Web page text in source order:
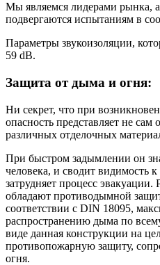
Мы являемся лидерами рынка,
подвергаются испытаниям в
Параметры звукоизоляции,
59 dB.
Защита от дыма и огня:
Ни секрет, что при
опасность представляет не сам
различных отделочных
При быстром задымлении он
человека, и сводит видимость
затрудняет процесс
обладают противодымной
соответствии с DIN 18095,
распространению дыма по
виде данная конструкции на
противопожарную защиту,
огня.